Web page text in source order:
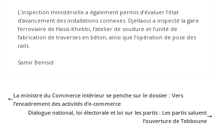
L’inspection ministérielle a également permis d’évaluer l’état
d’avancement des installations connexes. Djellaoui a inspecté la gare
ferroviaire de Hassi-Khebbi, l’atelier de soudure et l’unité de
fabrication de traverses en béton, ainsi que l’opération de pose des
rails.
Samir Benisid
La ministre du Commerce intérieur se penche sur le dossier : Vers
l’encadrement des activités d’e-commerce
Dialogue national, loi électorale et loi sur les partis : Les partis saluent
l’ouverture de Tebboune